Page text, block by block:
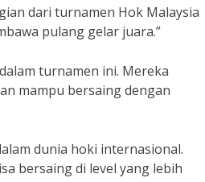
dari turnamen Hok Malaysia
pulang gelar juara.”
turnamen ini. Mereka
mampu bersaing dengan
dunia hoki internasional.
bersaing di level yang lebih